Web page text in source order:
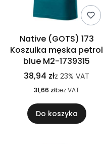
Native (GOTS) 173
Koszulka męska petrol
blue M2-1739315
38,94 złz 23% VAT
31,66 złbez VAT
Do koszyka